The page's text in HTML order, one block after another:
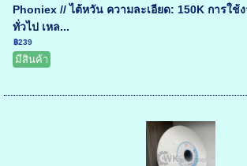
Phoniex // ไต้หวัน ความละเอียด: 150K การใช้
ทั่วไป เหล...
฿239
มีสินค้า